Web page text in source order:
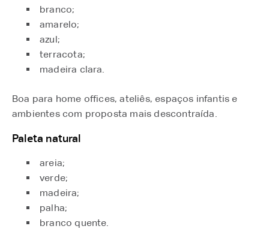
branco;
amarelo;
azul;
terracota;
madeira clara.
Boa para home offices, ateliês, espaços infantis e
ambientes com proposta mais descontraída.
Paleta natural
areia;
verde;
madeira;
palha;
branco quente.